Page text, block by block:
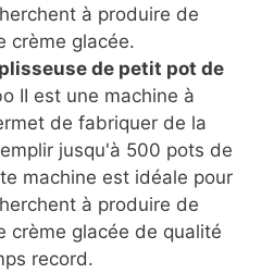
à produire de
crème glacée.
de petit pot de
II est une machine à
de fabriquer de la
jusqu'à 500 pots de
machine est idéale pour
à produire de
crème glacée de qualité
record.